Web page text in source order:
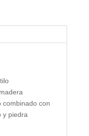
combinado con
y piedra